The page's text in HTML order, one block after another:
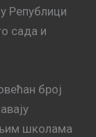
Републици
сада и
број
школама